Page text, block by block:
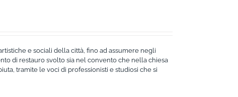
e sociali della città, fino ad assumere negli
di restauro svolto sia nel convento che nella chiesa
tramite le voci di professionisti e studiosi che si